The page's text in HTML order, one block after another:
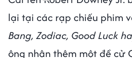
lại tại các rạp chiếu phim
Bang, Zodiac, Good Luck
ông nhận thêm một đề cử